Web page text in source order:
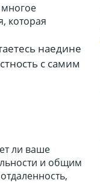
которая
наедине
с самим
ли ваше
и общим